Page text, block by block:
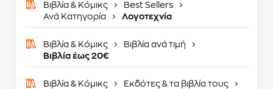
Βιβλία & Κόμικς
Best Sellers
Ανά Κατηγορία
Λογοτεχνία
Βιβλία & Κόμικς
Βιβλία ανά τιμή
Βιβλία έως 20€
Βιβλία & Κόμικς
Εκδότες & τα βιβλία τους